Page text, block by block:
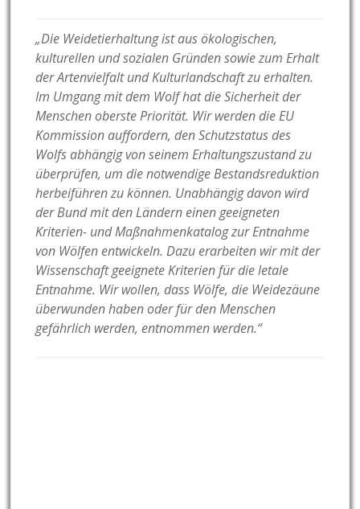
„Die Weidetierhaltung ist aus ökologischen,
kulturellen und sozialen Gründen sowie zum Erhalt
der Artenvielfalt und Kulturlandschaft zu erhalten.
Im Umgang mit dem Wolf hat die Sicherheit der
Menschen oberste Priorität. Wir werden die EU
Kommission auffordern, den Schutzstatus des
Wolfs abhängig von seinem Erhaltungszustand zu
überprüfen, um die notwendige Bestandsreduktion
herbeiführen zu können. Unabhängig davon wird
der Bund mit den Ländern einen geeigneten
Kriterien- und Maßnahmenkatalog zur Entnahme
von Wölfen entwickeln. Dazu erarbeiten wir mit der
Wissenschaft geeignete Kriterien für die letale
Entnahme. Wir wollen, dass Wölfe, die Weidezäune
überwunden haben oder für den Menschen
gefährlich werden, entnommen werden.“